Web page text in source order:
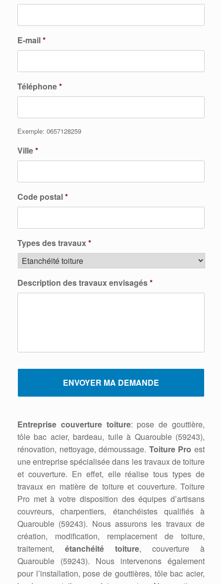
E-mail*
Téléphone*
Exemple: 0657128259
Ville*
Code postal*
Types des travaux*
Description des travaux envisagés*
Entreprise couverture toiture: pose de gouttière,
tôle bac acier, bardeau, tuile à Quarouble (59243),
rénovation, nettoyage, démoussage. Toiture Pro est
une entreprise spécialisée dans les travaux de toiture
et couverture. En effet, elle réalise tous types de
travaux en matière de toiture et couverture. Toiture
Pro met à votre disposition des équipes d’artisans
couvreurs, charpentiers, étanchéistes qualifiés à
Quarouble (59243). Nous assurons les travaux de
création, modification, remplacement de toiture,
traitement, étanchéité toiture, couverture à
Quarouble (59243). Nous intervenons également
pour l’installation, pose de gouttières, tôle bac acier,